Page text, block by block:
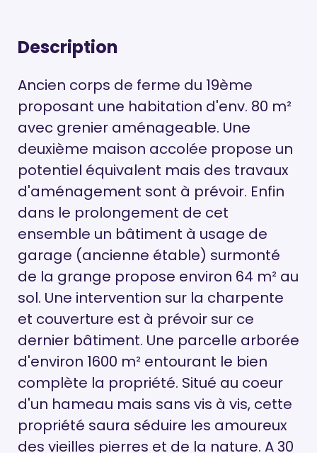
Description
Ancien corps de ferme du 19ème
proposant une habitation d'env. 80 m²
avec grenier aménageable. Une
deuxième maison accolée propose un
potentiel équivalent mais des travaux
d'aménagement sont à prévoir. Enfin
dans le prolongement de cet
ensemble un bâtiment à usage de
garage (ancienne étable) surmonté
de la grange propose environ 64 m² au
sol. Une intervention sur la charpente
et couverture est à prévoir sur ce
dernier bâtiment. Une parcelle arborée
d'environ 1600 m² entourant le bien
complète la propriété. Situé au coeur
d'un hameau mais sans vis à vis, cette
propriété saura séduire les amoureux
des vieilles pierres et de la nature. A 30